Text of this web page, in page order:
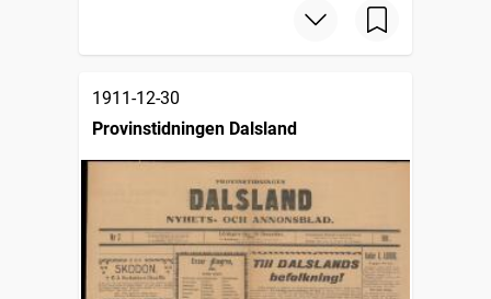
1911-12-30
Provinstidningen Dalsland